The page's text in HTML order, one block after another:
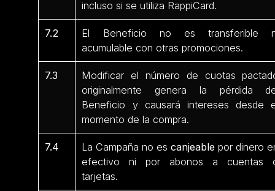
incluso si se utiliza RappiCard.
7.2
El Beneficio no es transferible
acumulable con otras promociones.
7.3
Modificar el número de cuotas
originalmente genera la pérdida
Beneficio y causará intereses desde
momento de la compra.
7.4 La Campaña no escanjeable por dinero
efectivo ni por abonos a cuentas
tarjetas.